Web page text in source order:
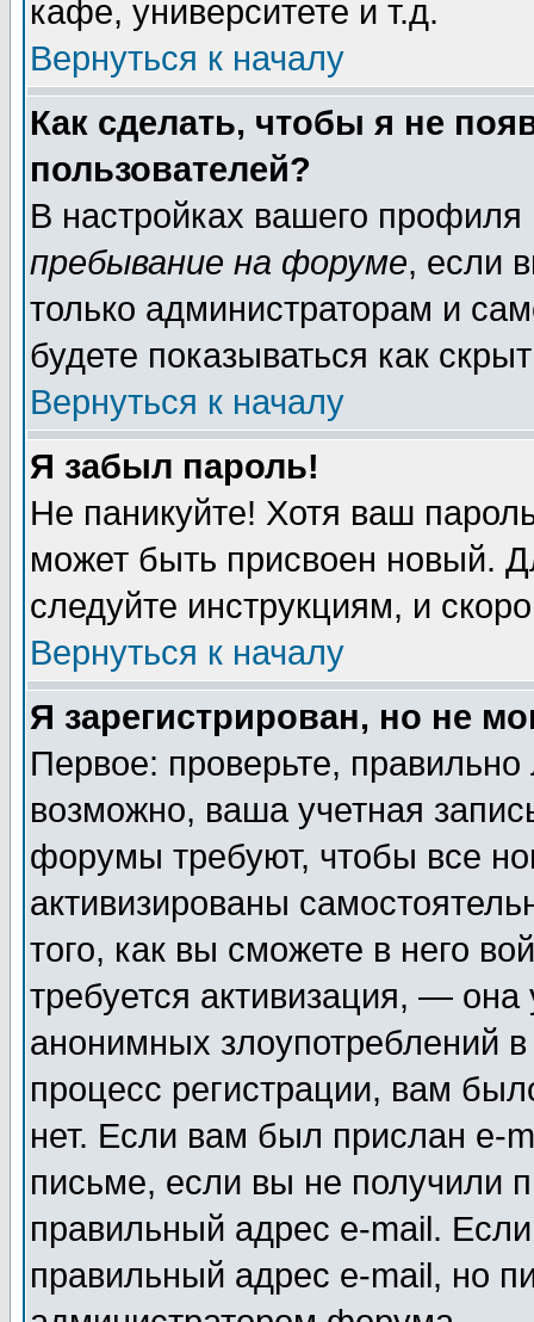
кафе, университете и т.д.
Вернуться к началу
Как сделать, чтобы я не
пользователей?
В настройках вашего
пребывание на форуме, если
только администраторам и
будете показываться как
Вернуться к началу
Я забыл пароль!
Не паникуйте! Хотя ваш
может быть присвоен новый.
следуйте инструкциям, и
Вернуться к началу
Я зарегистрирован, но не
Первое: проверьте,
возможно, ваша учетная
форумы требуют, чтобы все
активизированы
того, как вы сможете в него
требуется активизация, —
анонимных злоупотреблений
процесс регистрации, вам
нет. Если вам был прислан e-
письме, если вы не получили
правильный адрес e-mail.
правильный адрес e-mail, но